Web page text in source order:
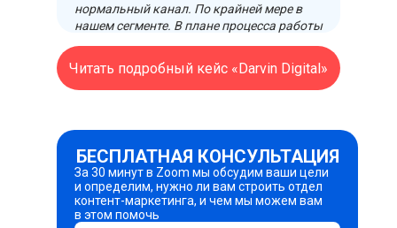
нормальный канал. По крайней мере в
нашем сегменте. В плане процесса работы
Единственное, что хочется, чтобы
вложения в контент-маркетинг
отбивались быстрее, но это вопрос
Читать подробный кейс «Darvin Digital»
БЕСПЛАТНАЯ КОНСУЛЬТАЦИЯ
За 30 минут в Zoom мы обсудим ваши цели
и определим, нужно ли вам строить отдел
контент-маркетинга, и чем мы можем вам
в этом помочь